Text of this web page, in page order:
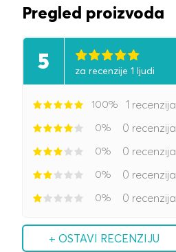
Pregled proizvoda
5 za recenzije 1 ljudi
100% 1 recenzija
0% 0 recenzija
0% 0 recenzija
0% 0 recenzija
0% 0 recenzija
+ OSTAVI RECENZIJU